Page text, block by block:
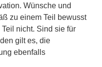
Wünsche und
zu einem Teil bewusst
nicht. Sind sie für
gilt es, die
ebenfalls